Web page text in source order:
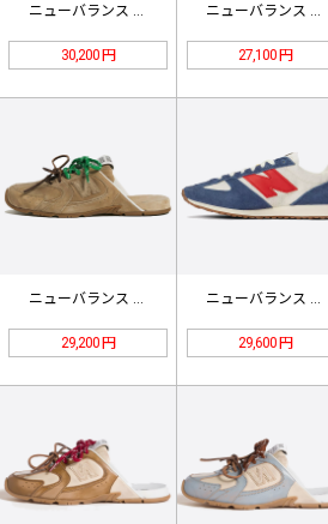
ニューバランス 1906L ダークジ…
30,200 円
ニューバランス U740WM2 ホワ…
27,100 円
ニューバランス X ミュウミュウ 5…
29,200 円
ニューバランス 471 ネイビー リ…
29,600 円